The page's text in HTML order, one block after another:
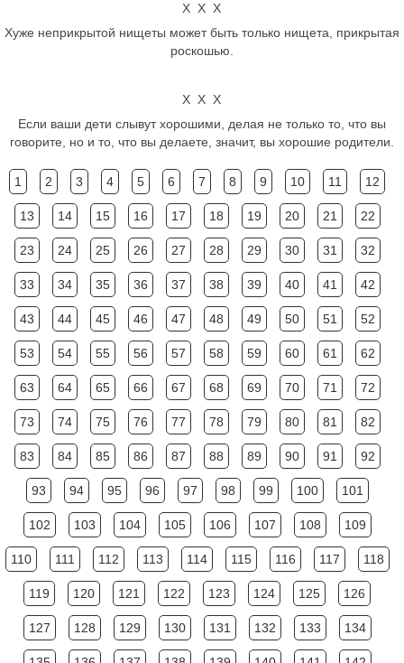
Х Х Х
Хуже неприкрытой нищеты может быть только нищета, прикрытая
роскошью.
Х Х Х
Если ваши дети слывут хорошими, делая не только то, что вы
говорите, но и то, что вы делаете, значит, вы хорошие родители.
1 2 3 4 5 6 7 8 9 10 11 12
13 14 15 16 17 18 19 20 21 22
23 24 25 26 27 28 29 30 31 32
33 34 35 36 37 38 39 40 41 42
43 44 45 46 47 48 49 50 51 52
53 54 55 56 57 58 59 60 61 62
63 64 65 66 67 68 69 70 71 72
73 74 75 76 77 78 79 80 81 82
83 84 85 86 87 88 89 90 91 92
93 94 95 96 97 98 99 100 101
102 103 104 105 106 107 108 109
110 111 112 113 114 115 116 117 118
119 120 121 122 123 124 125 126
127 128 129 130 131 132 133 134